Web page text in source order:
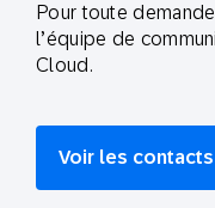
Pour toute
l’équipe de
Cloud.
Voir les contacts